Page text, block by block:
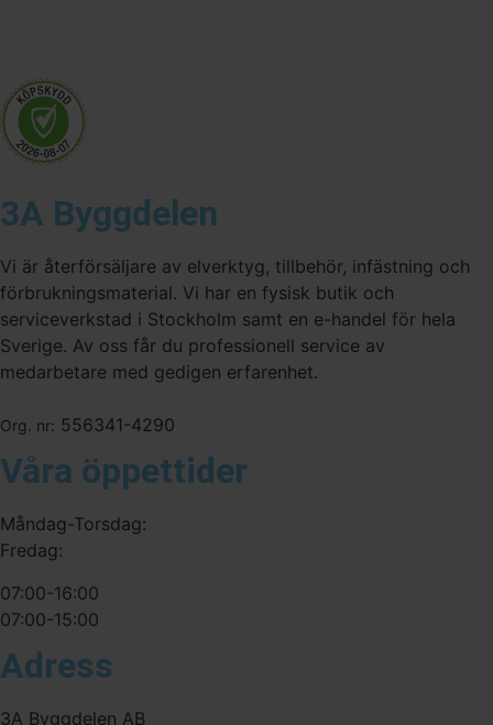
3A Byggdelen
Vi är återförsäljare av elverktyg, tillbehör, infästning och
förbrukningsmaterial. Vi har en fysisk butik och
serviceverkstad i Stockholm samt en e-handel för hela
Sverige. Av oss får du professionell service av
medarbetare med gedigen erfarenhet.
Org. nr: 556341-4290
Våra öppettider
Måndag-Torsdag:
Fredag:
07:00-16:00
07:00-15:00
Adress
3A Byggdelen AB